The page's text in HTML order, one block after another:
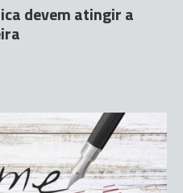
devem atingir a